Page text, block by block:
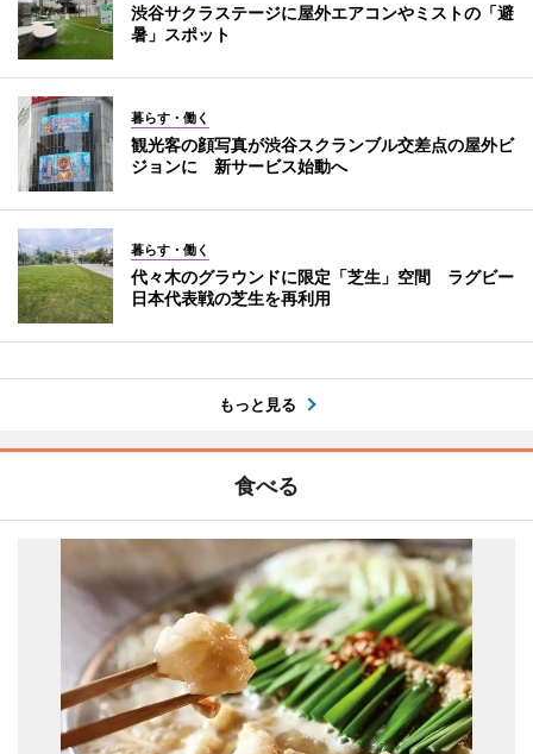
渋谷サクラステージに屋外エアコンやミストの「避
暑」スポット
暮らす・働く
観光客の顔写真が渋谷スクランブル交差点の屋外ビ
ジョンに 新サービス始動へ
暮らす・働く
代々木のグラウンドに限定「芝生」空間 ラグビー
日本代表戦の芝生を再利用
もっと見る
食べる